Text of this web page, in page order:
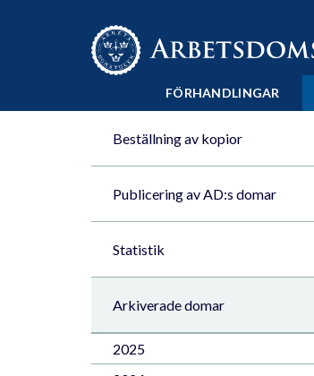
Till innehåll på sidan x
FÖRHANDLINGAR
Beställning av kopior
Publicering av AD:s domar
Statistik
Arkiverade domar
2025